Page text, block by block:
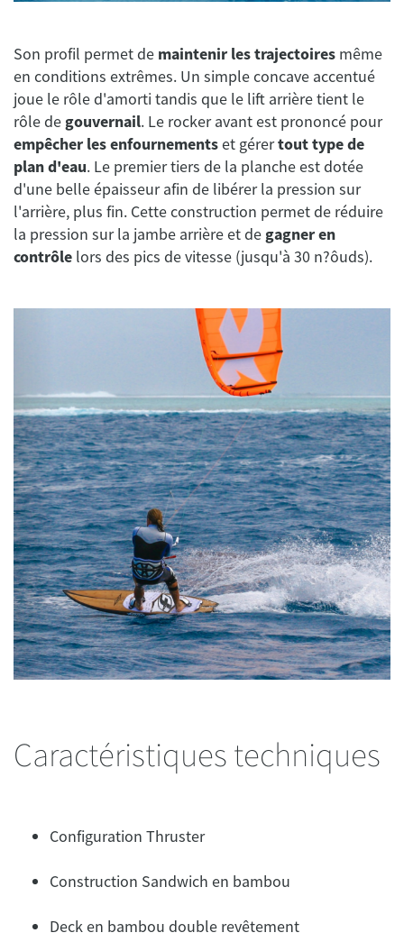
Son profil permet de maintenir les trajectoires même
en conditions extrêmes. Un simple concave accentué
joue le rôle d'amorti tandis que le lift arrière tient le
rôle de gouvernail. Le rocker avant est prononcé pour
empêcher les enfournementset gérertout type de
plan d'eau. Le premier tiers de la planche est dotée
d'une belle épaisseur afin de libérer la pression sur
l'arrière, plus fin. Cette construction permet de réduire
la pression sur la jambe arrière et de gagner en
contrôle lors des pics de vitesse (jusqu'à 30 n?ôuds).
Caractéristiques techniques
Configuration Thruster
Construction Sandwich en bambou
Deck en bambou double revêtement